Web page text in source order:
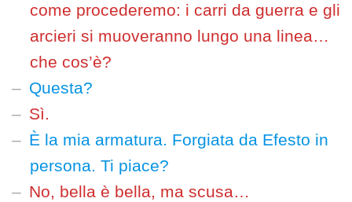
come procederemo: i carri da guerra e gli
arcieri si muoveranno lungo una linea…
che cos’è?
Questa?
Sì.
È la mia armatura. Forgiata da Efesto in
persona. Ti piace?
No, bella è bella, ma scusa…